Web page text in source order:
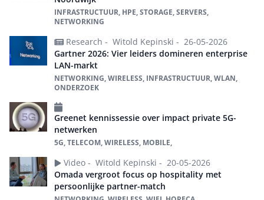
INFRASTRUCTUUR, HPE, STORAGE, SERVERS,
NETWORKING
Research - Witold Kepinski - 26-05-2026
Gartner 2026: Vier leiders domineren enterprise
LAN-markt
NETWORKING, WIRELESS, INFRASTRUCTUUR, WLAN,
ONDERZOEK
Greenet kennissessie over impact private 5G-
netwerken
5G, TELECOM, WIRELESS, MOBILE,
Video - Witold Kepinski - 20-05-2026
Omada vergroot focus op hospitality met
persoonlijke partner-match